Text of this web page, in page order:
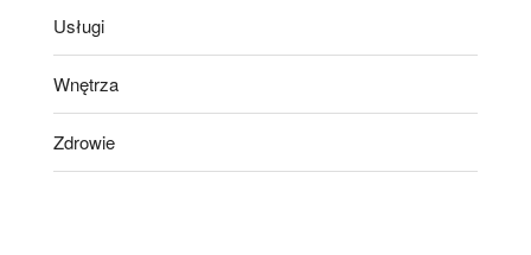
Usługi
Wnętrza
Zdrowie